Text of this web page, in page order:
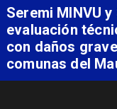
Seremi MINVU y
evaluación
con daños
comunas del